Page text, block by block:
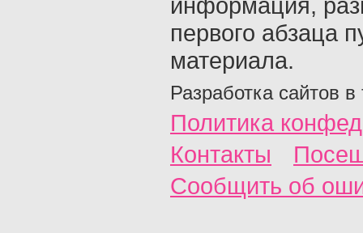
первого абзаца
материала.
Разработка сайтов в
Политика
Контакты
Сообщить об